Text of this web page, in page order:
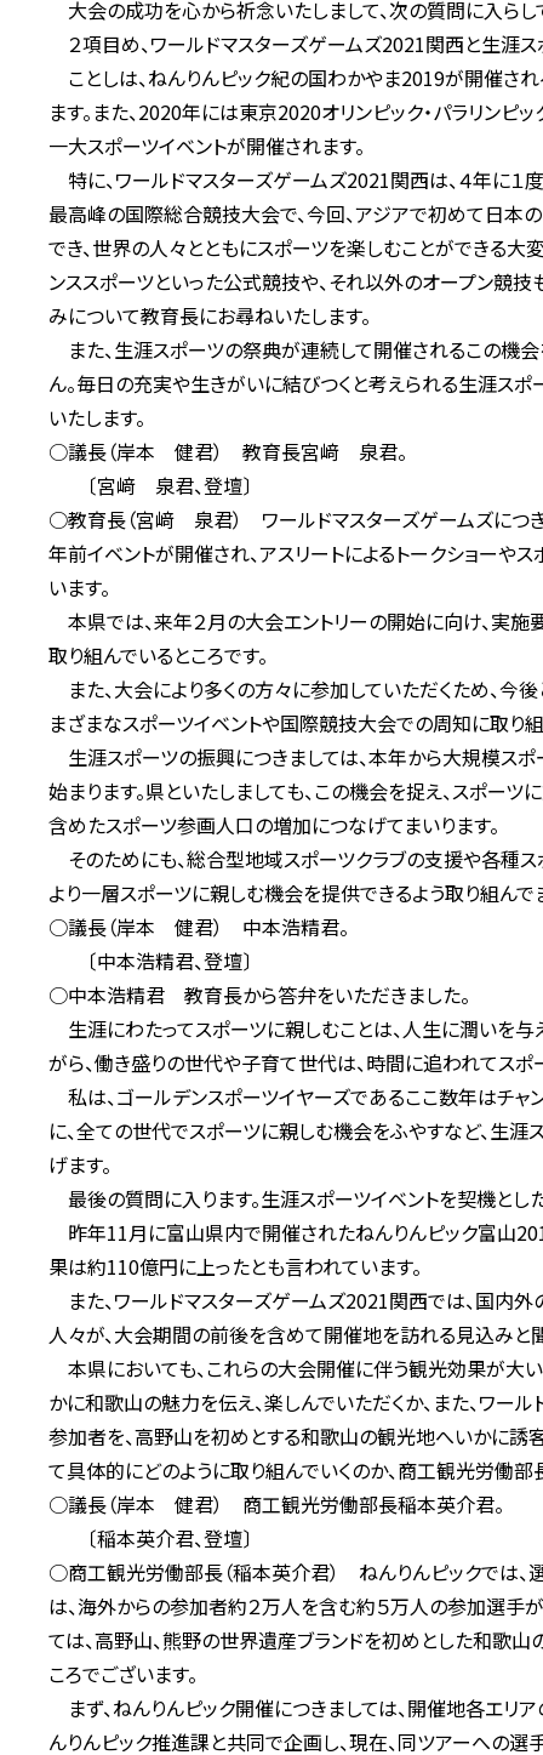
大会の成功を心から祈念いたしまして、次の質問に入らし
２項目め、ワールドマスターズゲームズ2021関西と生涯
ことしは、ねんりんピック紀の国わかやま2019が開催さ
ます。また、2020年には東京2020オリンピック・パラリン
一大スポーツイベントが開催されます。
特に、ワールドマスターズゲームズ2021関西は、４年に１
最高峰の国際総合競技大会で、今回、アジアで初めて日本
でき、世界の人々とともにスポーツを楽しむことができる大
ンススポーツといった公式競技や、それ以外のオープン競
みについて教育長にお尋ねいたします。
また、生涯スポーツの祭典が連続して開催されるこの機
ん。毎日の充実や生きがいに結びつくと考えられる生涯ス
いたします。
○議長（岸本 健君） 教育長宮﨑 泉君。
〔宮﨑 泉君、登壇〕
○教育長（宮﨑 泉君） ワールドマスターズゲームズにつ
年前イベントが開催され、アスリートによるトークショー
います。
本県では、来年２月の大会エントリーの開始に向け、実
取り組んでいるところです。
また、大会により多くの方々に参加していただくため、今
まざまなスポーツイベントや国際競技大会での周知に取り組
生涯スポーツの振興につきましては、本年から大規模ス
始まります。県といたしましても、この機会を捉え、スポー
含めたスポーツ参画人口の増加につなげてまいります。
そのためにも、総合型地域スポーツクラブの支援や各種
より一層スポーツに親しむ機会を提供できるよう取り組んで
○議長（岸本 健君） 中本浩精君。
〔中本浩精君、登壇〕
○中本浩精君 教育長から答弁をいただきました。
生涯にわたってスポーツに親しむことは、人生に潤いを
がら、働き盛りの世代や子育て世代は、時間に追われてス
私は、ゴールデンスポーツイヤーズであるここ数年はチャ
に、全ての世代でスポーツに親しむ機会をふやすなど、生
げます。
最後の質問に入ります。生涯スポーツイベントを契機と
昨年11月に富山県内で開催されたねんりんピック富山
果は約110億円に上ったとも言われています。
また、ワールドマスターズゲームズ2021関西では、国内
人々が、大会期間の前後を含めて開催地を訪れる見込みと
本県においても、これらの大会開催に伴う観光効果が大
かに和歌山の魅力を伝え、楽しんでいただくか、また、ワー
参加者を、高野山を初めとする和歌山の観光地へいかに誘
て具体的にどのように取り組んでいくのか、商工観光労働部
○議長（岸本 健君） 商工観光労働部長稲本英介君。
〔稲本英介君、登壇〕
○商工観光労働部長（稲本英介君） ねんりんピックでは、
は、海外からの参加者約２万人を含む約５万人の参加選手
ては、高野山、熊野の世界遺産ブランドを初めとした和歌
ころでございます。
まず、ねんりんピック開催につきましては、開催地各エ
んりんピック推進課と共同で企画し、現在、同ツアーへの選